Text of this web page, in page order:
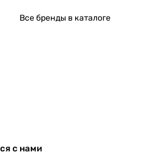
Все бренды в каталоге
с нами